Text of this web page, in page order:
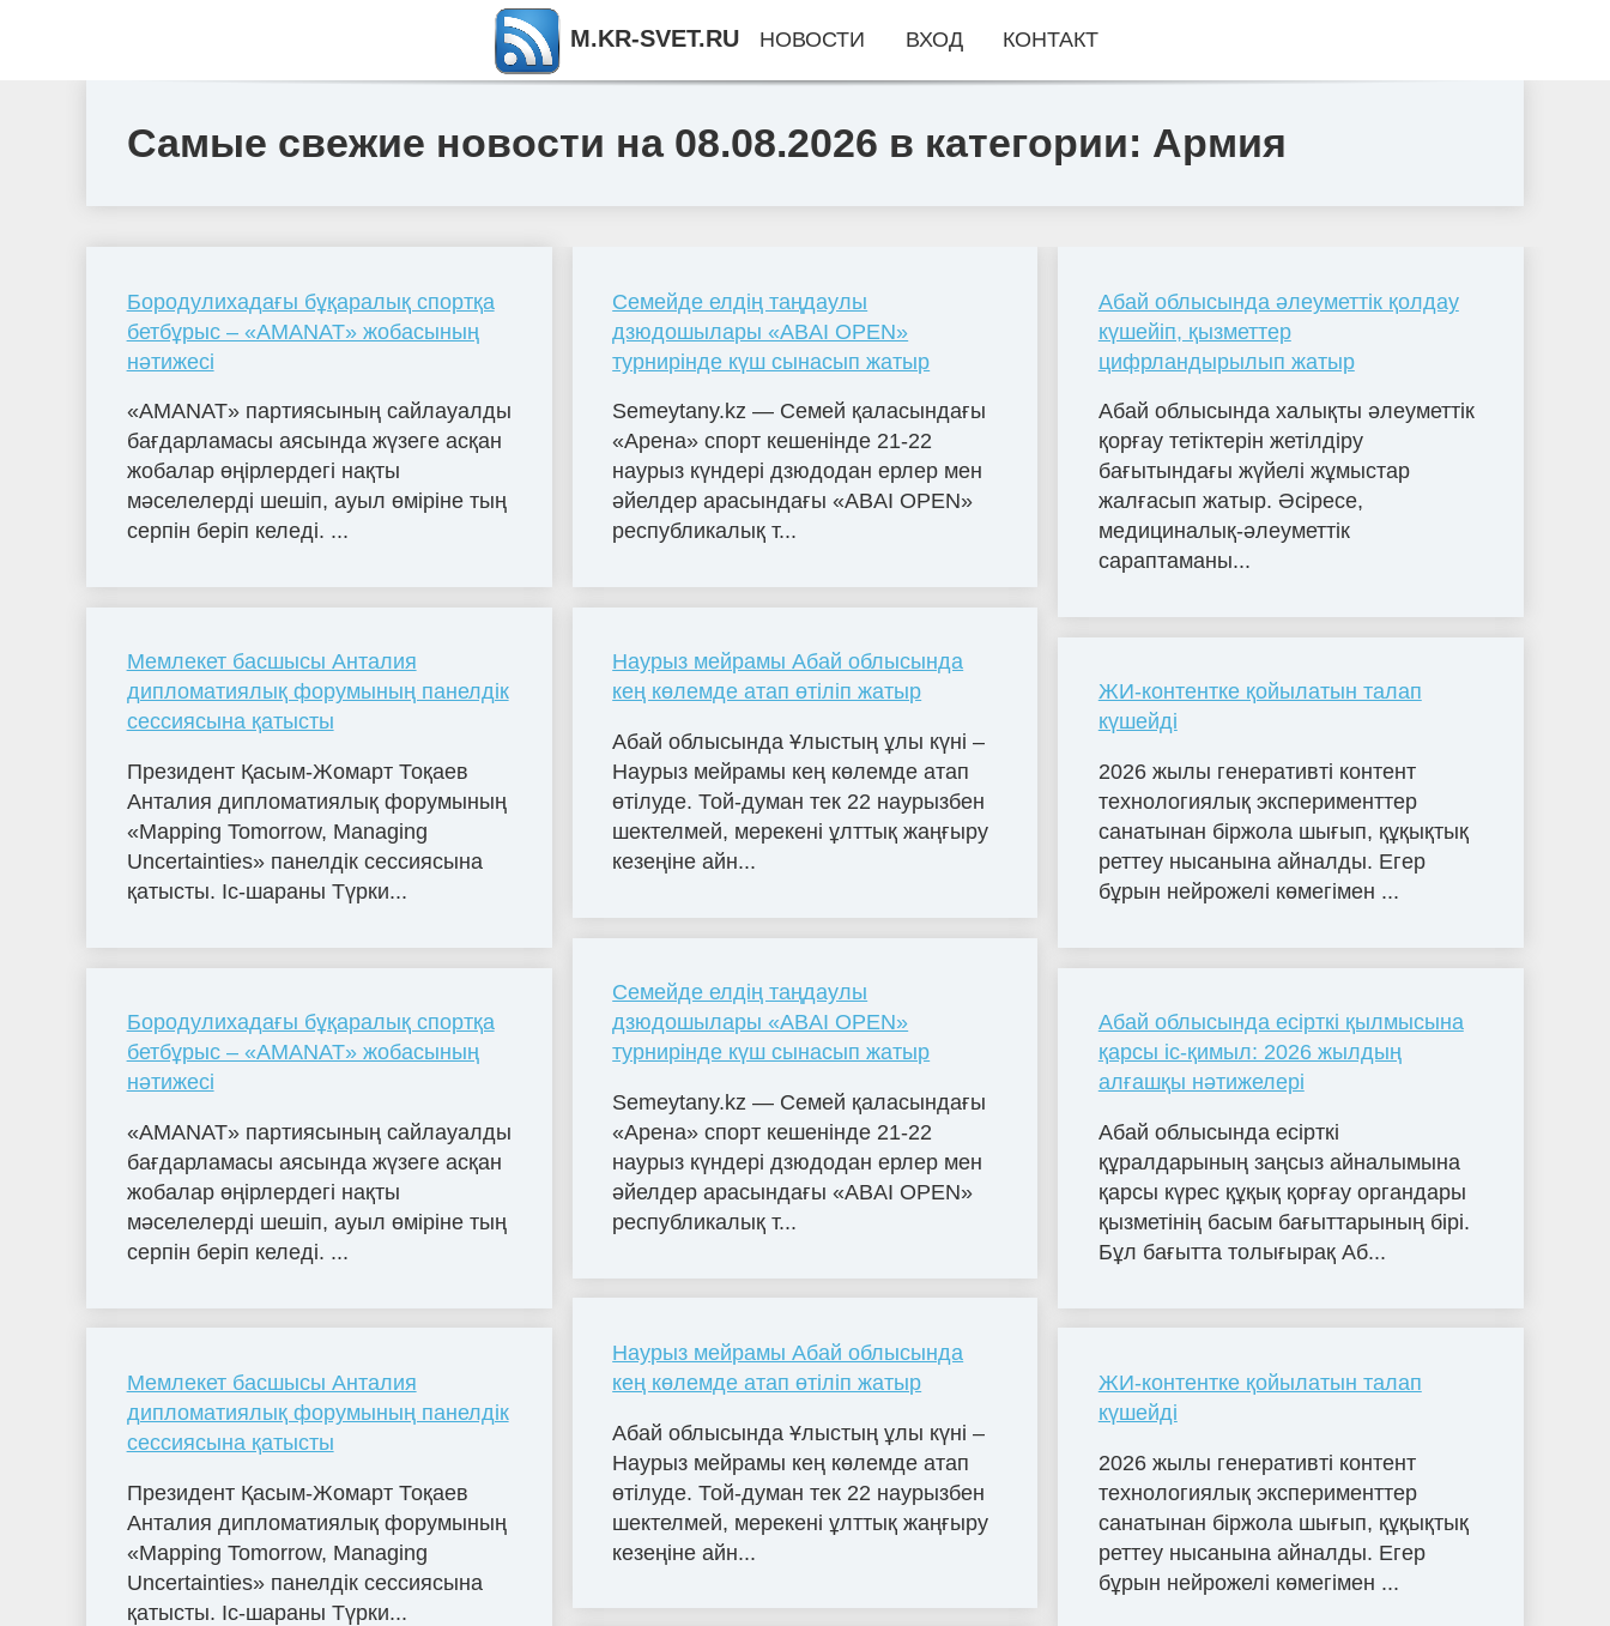
Самые свежие новости на 08.08.2026 в категории: Армия
Бородулихадағы бұқаралық спортқа
бетбұрыс – «AMANAT» жобасының
нәтижесі
«AMANAT» партиясының сайлауалды
бағдарламасы аясында жүзеге асқан
жобалар өңірлердегі нақты
мәселелерді шешіп, ауыл өміріне тың
серпін беріп келеді. ...
Мемлекет басшысы Анталия
дипломатиялық форумының панелдік
сессиясына қатысты
Президент Қасым-Жомарт Тоқаев
Анталия дипломатиялық форумының
«Mapping Tomorrow, Managing
Uncertainties» панелдік сессиясына
қатысты. Іс-шараны Түрки...
Бородулихадағы бұқаралық спортқа
бетбұрыс – «AMANAT» жобасының
нәтижесі
«AMANAT» партиясының сайлауалды
бағдарламасы аясында жүзеге асқан
жобалар өңірлердегі нақты
мәселелерді шешіп, ауыл өміріне тың
серпін беріп келеді. ...
Мемлекет басшысы Анталия
дипломатиялық форумының панелдік
сессиясына қатысты
Президент Қасым-Жомарт Тоқаев
Анталия дипломатиялық форумының
«Mapping Tomorrow, Managing
Uncertainties» панелдік сессиясына
қатысты. Іс-шараны Түрки...
Семейде елдің таңдаулы
дзюдошылары «ABAI OPEN»
турнирінде күш сынасып жатыр
Semeytany.kz — Семей қаласындағы
«Арена» спорт кешенінде 21-22
наурыз күндері дзюдодан ерлер мен
әйелдер арасындағы «ABAI OPEN»
республикалық т...
Наурыз мейрамы Абай облысында
кең көлемде атап өтіліп жатыр
Абай облысында Ұлыстың ұлы күні –
Наурыз мейрамы кең көлемде атап
өтілуде. Той-думан тек 22 наурызбен
шектелмей, мерекені ұлттық жаңғыру
кезеңіне айн...
Семейде елдің таңдаулы
дзюдошылары «ABAI OPEN»
турнирінде күш сынасып жатыр
Semeytany.kz — Семей қаласындағы
«Арена» спорт кешенінде 21-22
наурыз күндері дзюдодан ерлер мен
әйелдер арасындағы «ABAI OPEN»
республикалық т...
Наурыз мейрамы Абай облысында
кең көлемде атап өтіліп жатыр
Абай облысында Ұлыстың ұлы күні –
Наурыз мейрамы кең көлемде атап
өтілуде. Той-думан тек 22 наурызбен
шектелмей, мерекені ұлттық жаңғыру
кезеңіне айн...
Абай облысында әлеуметтік қолдау
күшейіп, қызметтер
цифрландырылып жатыр
Абай облысында халықты әлеуметтік
қорғау тетіктерін жетілдіру
бағытындағы жүйелі жұмыстар
жалғасып жатыр. Әсіресе,
медициналық-әлеуметтік
сараптаманы...
ЖИ-контентке қойылатын талап
күшейді
2026 жылы генеративті контент
технологиялық эксперименттер
санатынан біржола шығып, құқықтық
реттеу нысанына айналды. Егер
бұрын нейрожелі көмегімен ...
Абай облысында есірткі қылмысына
қарсы іс-қимыл: 2026 жылдың
алғашқы нәтижелері
Абай облысында есірткі
құралдарының заңсыз айналымына
қарсы күрес құқық қорғау органдары
қызметінің басым бағыттарының бірі.
Бұл бағытта толығырақ Аб...
ЖИ-контентке қойылатын талап
күшейді
2026 жылы генеративті контент
технологиялық эксперименттер
санатынан біржола шығып, құқықтық
реттеу нысанына айналды. Егер
бұрын нейрожелі көмегімен ...
M.KR-SVET.RU НОВОСТИ ВХОД КОНТАКТ